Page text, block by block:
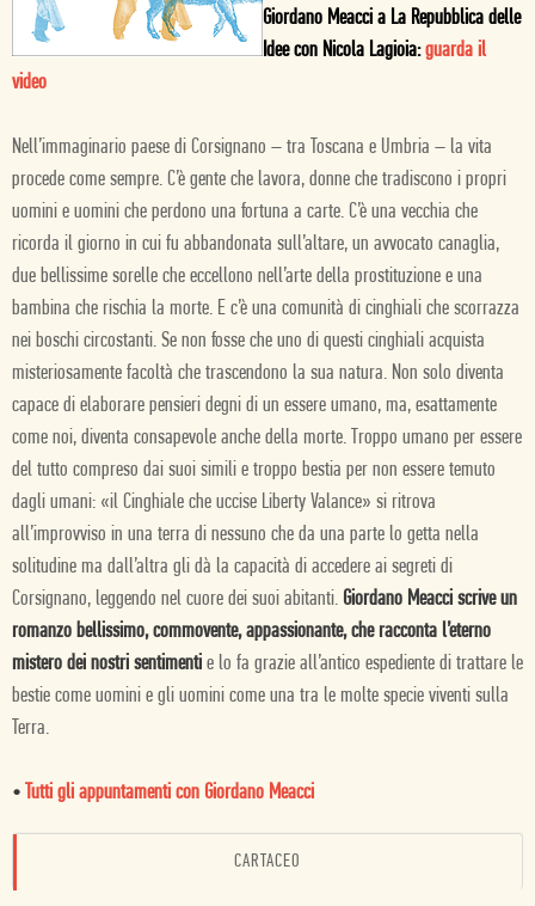
Giordano Meacci a La Repubblica delle
Idee con Nicola Lagioia:guarda il
video
Nell’immaginario paese di Corsignano – tra Toscana e Umbria – la vita
procede come sempre. C’è gente che lavora, donne che tradiscono i propri
uomini e uomini che perdono una fortuna a carte. C’è una vecchia che
ricorda il giorno in cui fu abbandonata sull’altare, un avvocato canaglia,
due bellissime sorelle che eccellono nell’arte della prostituzione e una
bambina che rischia la morte. E c’è una comunità di cinghiali che scorrazza
nei boschi circostanti. Se non fosse che uno di questi cinghiali acquista
misteriosamente facoltà che trascendono la sua natura. Non solo diventa
capace di elaborare pensieri degni di un essere umano, ma, esattamente
come noi, diventa consapevole anche della morte. Troppo umano per essere
del tutto compreso dai suoi simili e troppo bestia per non essere temuto
dagli umani: «il Cinghiale che uccise Liberty Valance» si ritrova
all’improvviso in una terra di nessuno che da una parte lo getta nella
solitudine ma dall’altra gli dà la capacità di accedere ai segreti di
Corsignano, leggendo nel cuore dei suoi abitanti. Giordano Meacci scrive un
romanzo bellissimo, commovente, appassionante, che racconta l’eterno
mistero dei nostri sentimenti e lo fa grazie all’antico espediente di trattare le
bestie come uomini e gli uomini come una tra le molte specie viventi sulla
Terra.
• Tutti gli appuntamenti con Giordano Meacci
CARTACEO